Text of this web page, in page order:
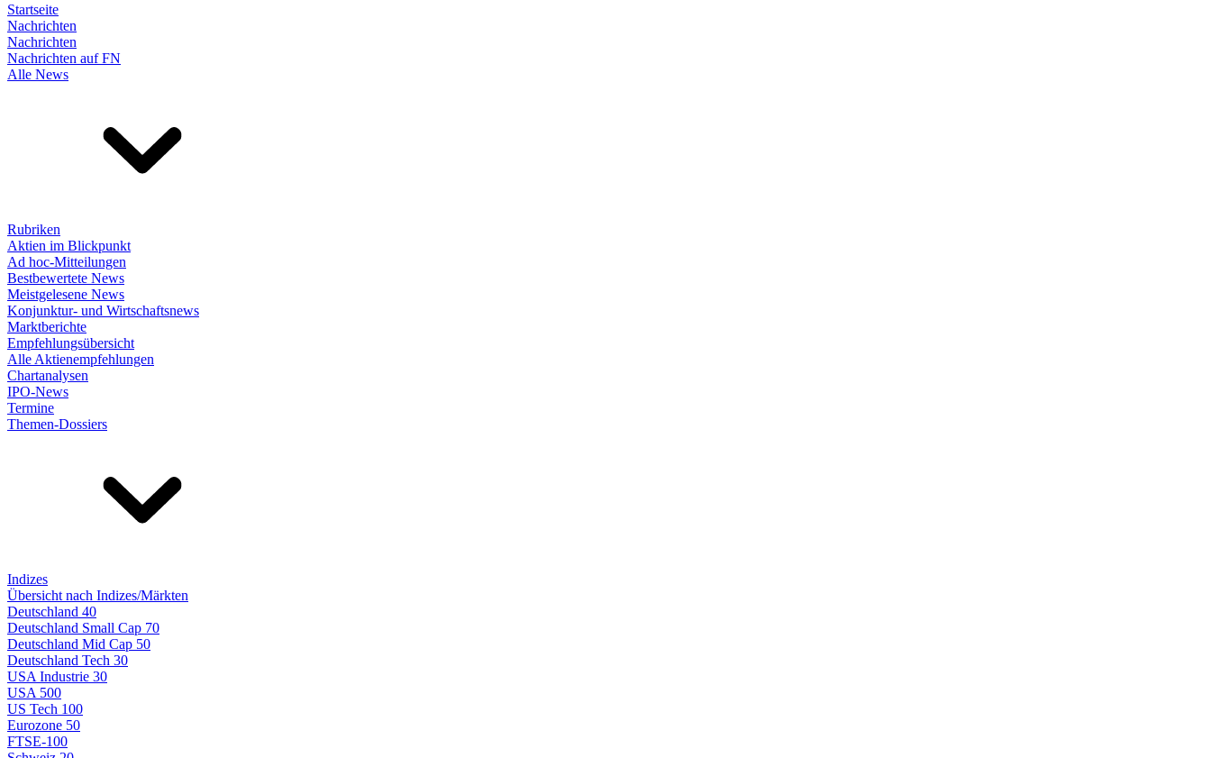
Startseite
Nachrichten
Nachrichten
Nachrichten auf FN
Alle News
Rubriken
Aktien im Blickpunkt
Ad hoc-Mitteilungen
Bestbewertete News
Meistgelesene News
Konjunktur- und Wirtschaftsnews
Marktberichte
Empfehlungsübersicht
Alle Aktienempfehlungen
Chartanalysen
IPO-News
Termine
Themen-Dossiers
Indizes
Übersicht nach Indizes/Märkten
Deutschland 40
Deutschland Small Cap 70
Deutschland Mid Cap 50
Deutschland Tech 30
USA Industrie 30
USA 500
US Tech 100
Eurozone 50
FTSE-100